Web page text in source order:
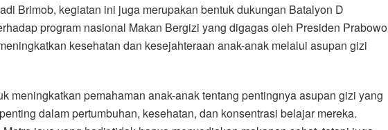
Brimob, kegiatan ini juga merupakan bentuk dukungan Batalyon D
program nasional Makan Bergizi yang digagas oleh Presiden Prabowo
kesehatan dan kesejahteraan anak-anak melalui asupan gizi
meningkatkan pemahaman anak-anak tentang pentingnya asupan gizi yang
dalam pertumbuhan, kesehatan, dan konsentrasi belajar mereka.